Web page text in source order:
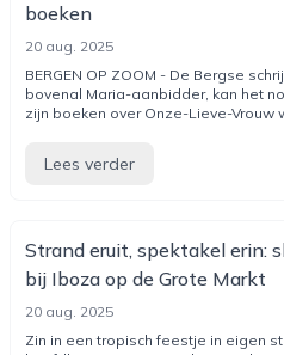
boeken
20 aug. 2025
BERGEN OP ZOOM - De Bergse
bovenal Maria-aanbidder, kan het
zijn boeken over Onze-Lieve-Vrouw
Lees verder
Strand eruit, spektakel erin:
bij Iboza op de Grote Markt
20 aug. 2025
Zin in een tropisch feestje in eigen